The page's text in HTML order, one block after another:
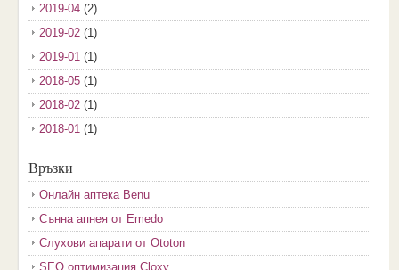
2019-04(2)
2019-02(1)
2019-01 (1)
2018-05(1)
2018-02(1)
2018-01 (1)
2017-11
2017-10(3)
2017-08(3)
2017-07(1)
Връзки
Онлайн аптека Benu
Сънна апнея от Emedo
Слухови апарати от Ototon
SEO оптимизация Cloxy